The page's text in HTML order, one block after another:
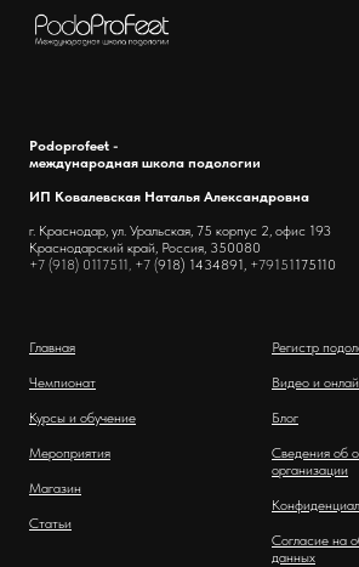
Podoprofeet -
международная школа подологии
ИП Ковалевская Наталья Александровна
г. Краснодар, ул. Уральская, 75 корпус 2, офис 193
Краснодарский край, Россия, 350080
+7 (918) 0117511, +7 (918) 1434891, +79151175110
Главная
Чемпионат
Курсы и обучение
Мероприятия
Магазин
Статьи
Регистр
Видео и
Блог
Сведения об
организации
Согласие на
данных